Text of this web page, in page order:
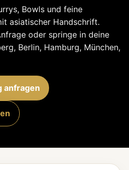
Bowls und feine
asiatischer Handschrift.
oder springe in deine
Berlin, Hamburg, München,
anfragen